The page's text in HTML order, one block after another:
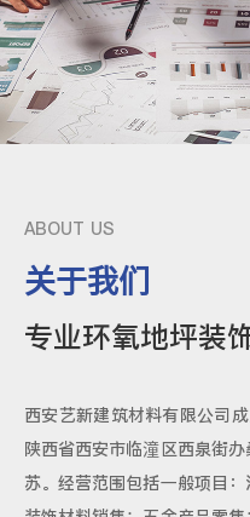
ABOUT US
关于我们
专业环氧地坪装
西安艺新建筑材料有限公司
陕西省西安市临潼区西泉街
苏。经营范围包括一般项目